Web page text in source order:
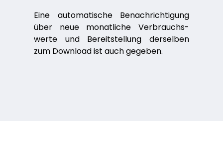
Eine automatische Benachrichtigung
über neue monatliche Verbrauchs­
werte und Bereitstellung derselben
zum Download ist auch gegeben.